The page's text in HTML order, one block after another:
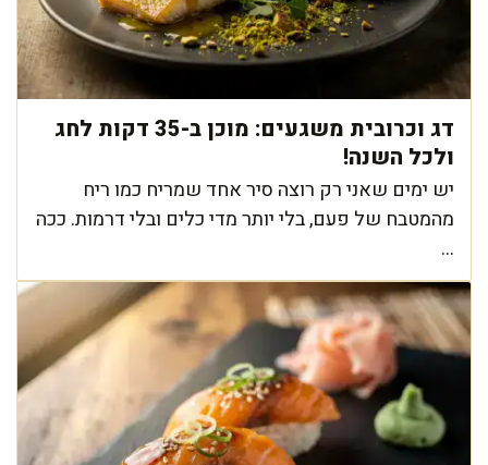
דג וכרובית משגעים: מוכן ב-35 דקות לחג
ולכל השנה!
יש ימים שאני רק רוצה סיר אחד שמריח כמו ריח
מהמטבח של פעם, בלי יותר מדי כלים ובלי דרמות. ככה
...